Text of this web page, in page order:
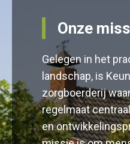
Onze
Gelegen in het
landschap, is
zorgboerderij
regelmaat
en